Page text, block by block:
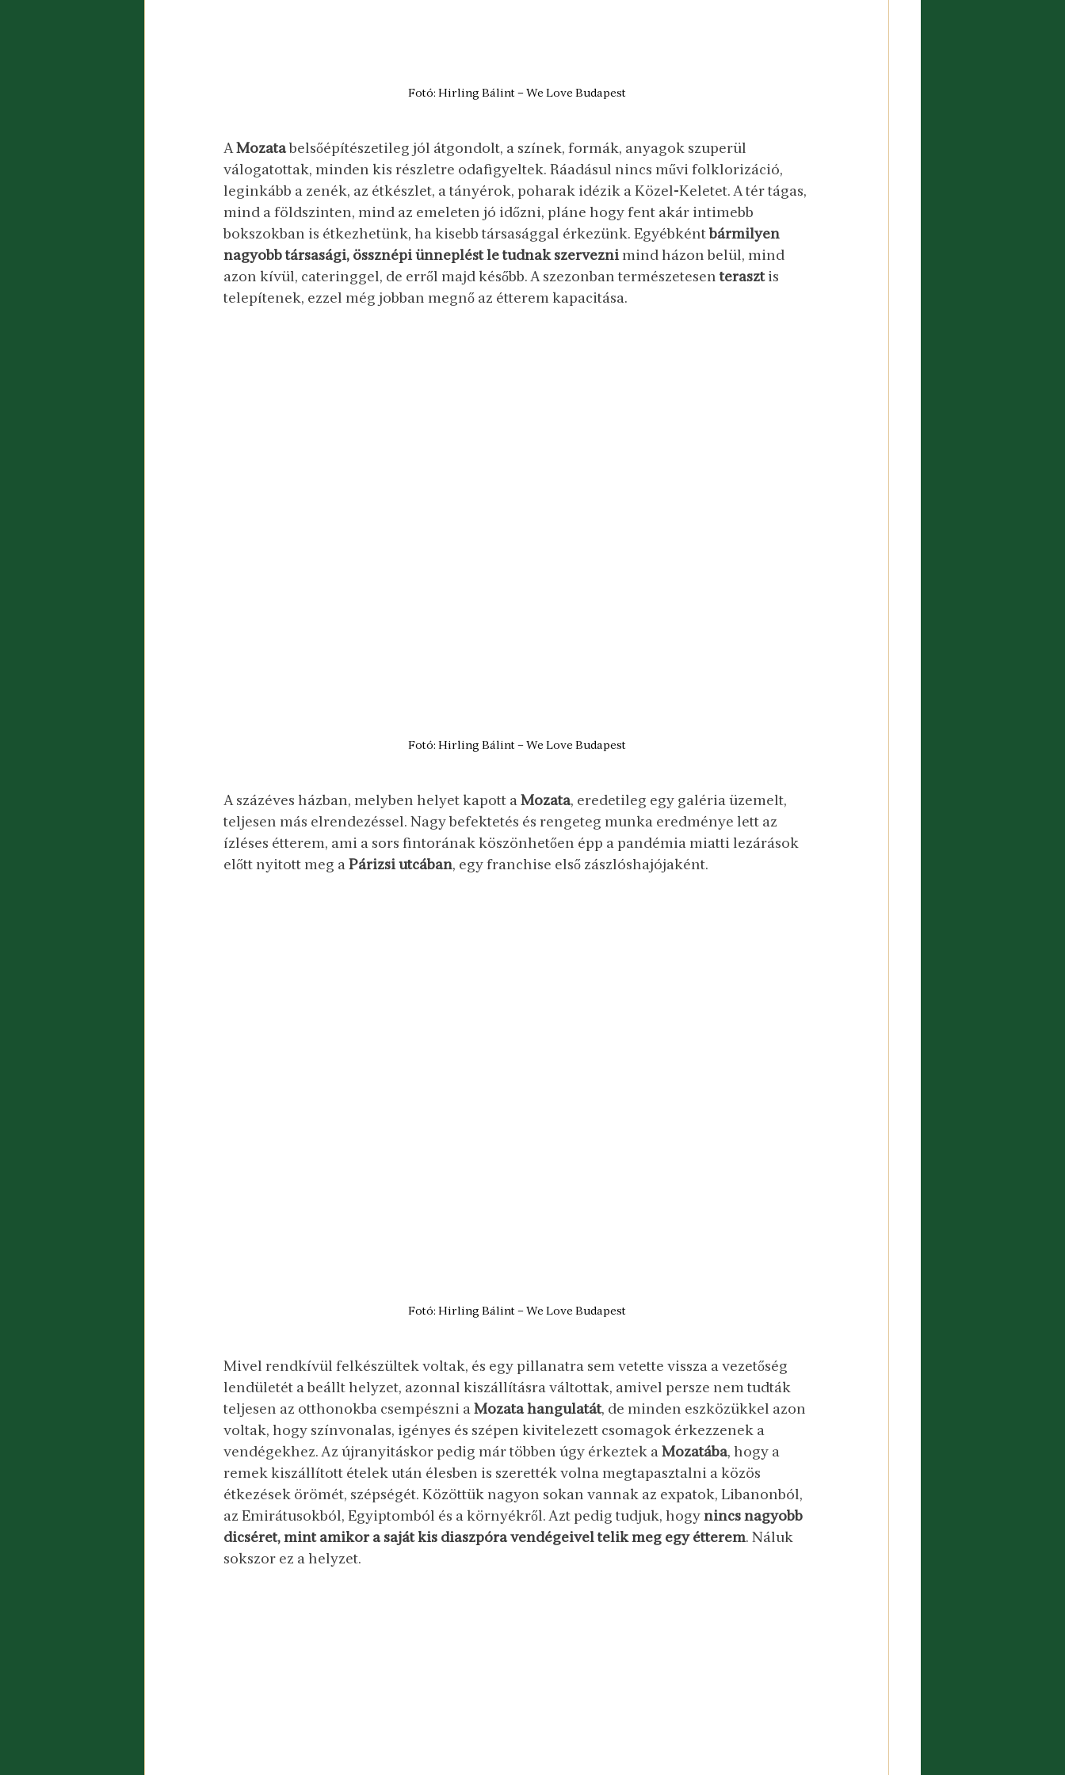
Fotó: Hirling Bálint – We Love Budapest
A Mozata belsőépítészetileg jól átgondolt, a színek, formák, anyagok szuperül
válogatottak, minden kis részletre odafigyeltek. Ráadásul nincs művi folklorizáció,
leginkább a zenék, az étkészlet, a tányérok, poharak idézik a Közel-Keletet. A tér tágas,
mind a földszinten, mind az emeleten jó időzni, pláne hogy fent akár intimebb
bokszokban is étkezhetünk, ha kisebb társasággal érkezünk. Egyébként bármilyen
nagyobb társasági, össznépi ünneplést le tudnak szervezni mind házon belül, mind
azon kívül, cateringgel, de erről majd később. A szezonban természetesen teraszt is
telepítenek, ezzel még jobban megnő az étterem kapacitása.
Fotó: Hirling Bálint – We Love Budapest
A százéves házban, melyben helyet kapott a Mozata, eredetileg egy galéria üzemelt,
teljesen más elrendezéssel. Nagy befektetés és rengeteg munka eredménye lett az
ízléses étterem, ami a sors fintorának köszönhetően épp a pandémia miatti lezárások
előtt nyitott meg a Párizsi utcában, egy franchise első zászlóshajójaként.
Fotó: Hirling Bálint – We Love Budapest
Mivel rendkívül felkészültek voltak, és egy pillanatra sem vetette vissza a vezetőség
lendületét a beállt helyzet, azonnal kiszállításra váltottak, amivel persze nem tudták
teljesen az otthonokba csempészni a Mozata hangulatát, de minden eszközükkel azon
voltak, hogy színvonalas, igényes és szépen kivitelezett csomagok érkezzenek a
vendégekhez. Az újranyitáskor pedig már többen úgy érkeztek a Mozatába, hogy a
remek kiszállított ételek után élesben is szerették volna megtapasztalni a közös
étkezések örömét, szépségét. Közöttük nagyon sokan vannak az expatok, Libanonból,
az Emirátusokból, Egyiptomból és a környékről. Azt pedig tudjuk, hogy nincs nagyobb
dicséret, mint amikor a saját kis diaszpóra vendégeivel telik meg egy étterem. Náluk
sokszor ez a helyzet.